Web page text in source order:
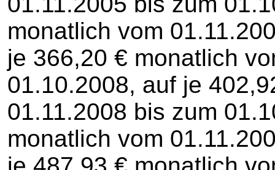
monatlich vom
je 366,20 € monatlich
01.10.2008, auf je
01.11.2008 bis zum
monatlich vom